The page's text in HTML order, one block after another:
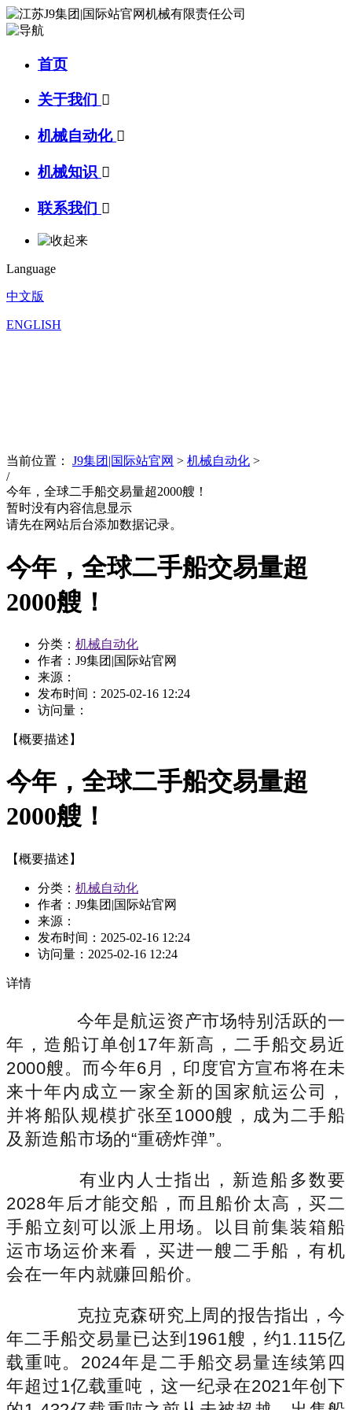
首页
关于我们 
机械自动化 
机械知识 
联系我们 
Language
中文版
ENGLISH
当前位置： J9集团|国际站官网 > 机械自动化 >
/
今年，全球二手船交易量超2000艘！
暂时没有内容信息显示
请先在网站后台添加数据记录。
今年，全球二手船交易量超
2000艘！
分类： 机械自动化
作者：J9集团|国际站官网
来源：
发布时间： 2025-02-16 12:24
访问量：
【概要描述】
今年，全球二手船交易量超
2000艘！
【概要描述】
分类： 机械自动化
作者：J9集团|国际站官网
来源：
发布时间： 2025-02-16 12:24
访问量： 2025-02-16 12:24
详情
今年是航运资产市场特别活跃的一
年，造船订单创17年新高，二手船交易近
2000艘。而今年6月，印度官方宣布将在未
来十年内成立一家全新的国家航运公司，
并将船队规模扩张至1000艘，成为二手船
及新造船市场的“重磅炸弹”。
有业内人士指出，新造船多数要
2028年后才能交船，而且船价太高，买二
手船立刻可以派上用场。以目前集装箱船
运市场运价来看，买进一艘二手船，有机
会在一年内就赚回船价。
克拉克森研究上周的报告指出，今
年二手船交易量已达到1961艘，约1.115亿
载重吨。2024年是二手船交易量连续第四
年超过1亿载重吨，这一纪录在2021年创下